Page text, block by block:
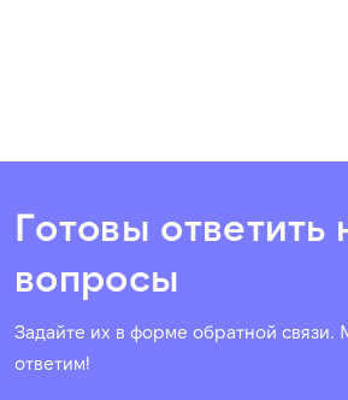
Готовы ответить
вопросы
Задайте их в форме обратной
ответим!